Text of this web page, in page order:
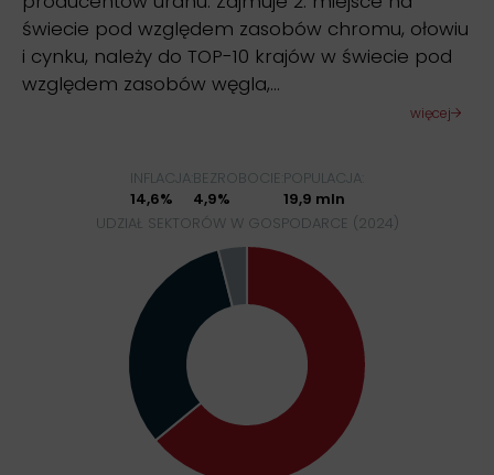
świecie pod względem zasobów chromu, ołowiu
i cynku, należy do TOP-10 krajów w świecie pod
względem zasobów węgla,…
więcej
INFLACJA:
14,6%
BEZROBOCIE:
4,9%
POPULACJA:
19,9 mln
UDZIAŁ SEKTORÓW W GOSPODARCE (2024)